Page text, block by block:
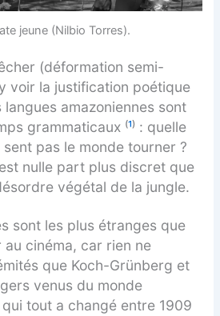
jeune (Nilbio Torres).
(déformation semi-
voir la justification poétique
amazoniennes sont
grammaticaux ⁽¹⁾ : quelle
pas le monde tourner ?
nulle part plus discret que
végétal de la jungle.
sont les plus étranges que
au cinéma, car rien ne
que Koch-Grünberg et
venus du monde
tout a changé entre 1909